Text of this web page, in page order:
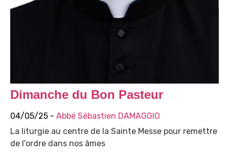
Dimanche du Bon Pasteur
04/05/25 - Abbé Sébastien DAMAGGIO
La liturgie au centre de la Sainte Messe pour remettre
de l'ordre dans nos âmes